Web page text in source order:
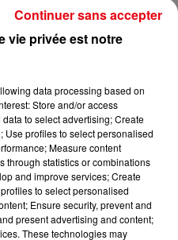
de la Tinée
vie privée est notre
data processing based on
Store and/or access
to select advertising; Create
profiles to select personalised
Measure content
through statistics or combinations
and improve services; Create
to select personalised
Ensure security, prevent and
present advertising and content;
These technologies may
Continuer sans accepter